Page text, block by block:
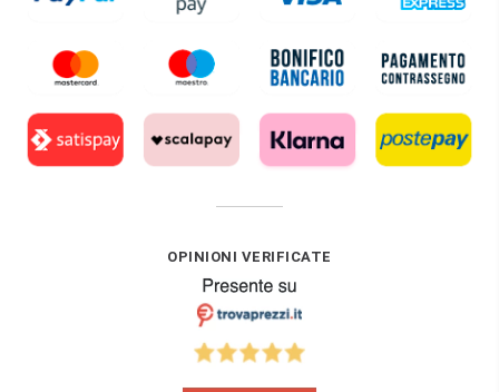
OPINIONI VERIFICATE